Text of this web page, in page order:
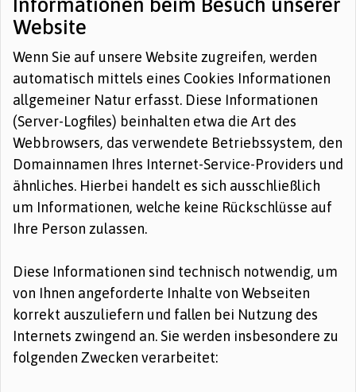
Informationen beim Besuch unserer
Website
Wenn Sie auf unsere Website zugreifen, werden
automatisch mittels eines Cookies Informationen
allgemeiner Natur erfasst. Diese Informationen
(Server-Logfiles) beinhalten etwa die Art des
Webbrowsers, das verwendete Betriebssystem, den
Domainnamen Ihres Internet-Service-Providers und
ähnliches. Hierbei handelt es sich ausschließlich
um Informationen, welche keine Rückschlüsse auf
Ihre Person zulassen.
Diese Informationen sind technisch notwendig, um
von Ihnen angeforderte Inhalte von Webseiten
korrekt auszuliefern und fallen bei Nutzung des
Internets zwingend an. Sie werden insbesondere zu
folgenden Zwecken verarbeitet: